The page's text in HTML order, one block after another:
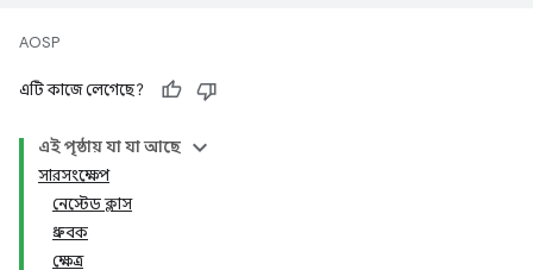
AOSP
এটি কাজে লেগেছে?
এই পৃষ্ঠায় যা যা আছে
সারসংক্ষেপ
নেস্টেড ক্লাস
ধ্রুবক
ক্ষেত্র